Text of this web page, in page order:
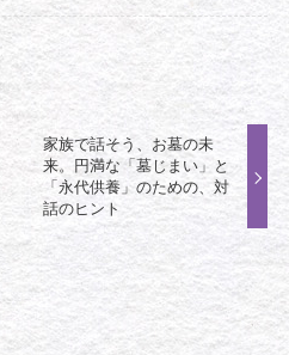
家族で話そう、お墓の未
来。円満な「墓じまい」と
「永代供養」のための、対
話のヒント